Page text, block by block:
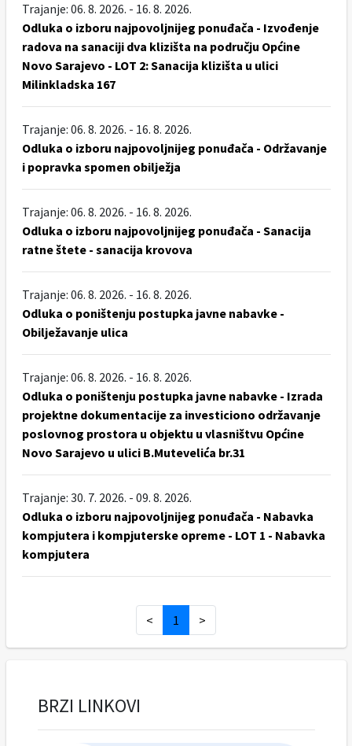
Trajanje: 06. 8. 2026. - 16. 8. 2026.
Odluka o izboru najpovoljnijeg ponuđača - Izvođenje
radova na sanaciji dva klizišta na području Općine
Novo Sarajevo - LOT 2: Sanacija klizišta u ulici
Milinkladska 167
Trajanje: 06. 8. 2026. - 16. 8. 2026.
Odluka o izboru najpovoljnijeg ponuđača - Održavanje
i popravka spomen obilježja
Trajanje: 06. 8. 2026. - 16. 8. 2026.
Odluka o izboru najpovoljnijeg ponuđača - Sanacija
ratne štete - sanacija krovova
Trajanje: 06. 8. 2026. - 16. 8. 2026.
Odluka o poništenju postupka javne nabavke -
Obilježavanje ulica
Trajanje: 06. 8. 2026. - 16. 8. 2026.
Odluka o poništenju postupka javne nabavke - Izrada
projektne dokumentacije za investiciono održavanje
poslovnog prostora u objektu u vlasništvu Općine
Novo Sarajevo u ulici B.Mutevelića br.31
Trajanje: 30. 7. 2026. - 09. 8. 2026.
Odluka o izboru najpovoljnijeg ponuđača - Nabavka
kompjutera i kompjuterske opreme - LOT 1 - Nabavka
kompjutera
< 1 >
BRZI LINKOVI